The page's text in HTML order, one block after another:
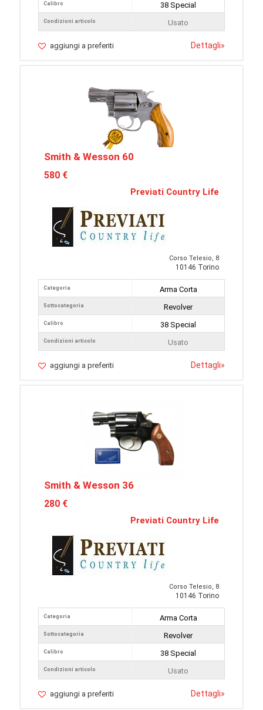
Calibro
Condizioni articolo
38 Special
Usato
aggiungi a preferiti Dettagli»
Smith & Wesson 60
580 €
Previati Country Life
Corso Telesio, 8
10146 Torino
Categoria
Sottocategoria
Calibro
Condizioni articolo
Arma Corta
Revolver
38 Special
Usato
aggiungi a preferiti Dettagli»
Smith & Wesson 36
280 €
Previati Country Life
Corso Telesio, 8
10146 Torino
Categoria
Sottocategoria
Calibro
Condizioni articolo
Arma Corta
Revolver
38 Special
Usato
aggiungi a preferiti Dettagli»